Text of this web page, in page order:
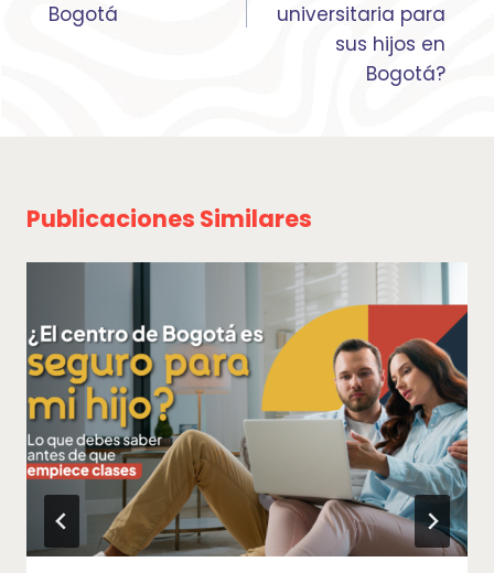
Bogotá
universitaria para
sus hijos en
Bogotá?
Publicaciones Similares